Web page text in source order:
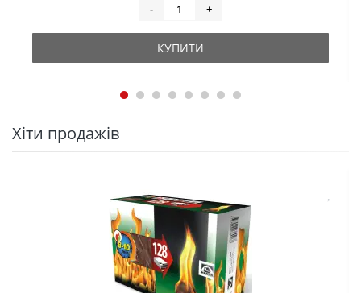
- +
КУПИТИ
Хіти продажів